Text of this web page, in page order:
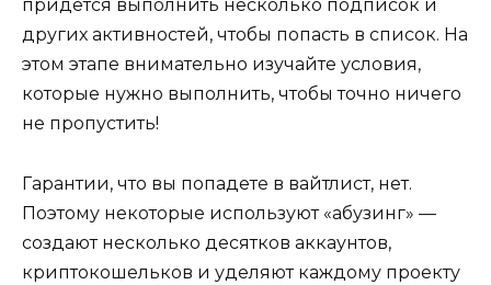
придется выполнить несколько подписок и
других активностей, чтобы попасть в список. На
этом этапе внимательно изучайте условия,
которые нужно выполнить, чтобы точно ничего
не пропустить!
Гарантии, что вы попадете в вайтлист, нет.
Поэтому некоторые используют «абузинг» —
создают несколько десятков аккаунтов,
криптокошельков и уделяют каждому проекту